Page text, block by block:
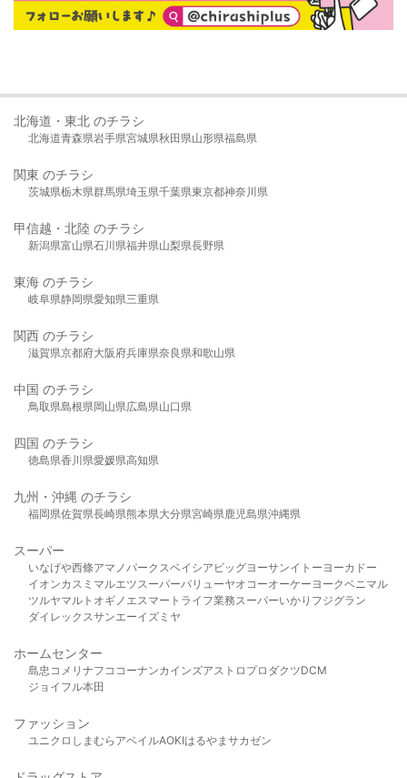
北海道・東北 のチラシ
北海道青森県岩手県宮城県秋田県山形県福島県
関東 のチラシ
茨城県栃木県群馬県埼玉県千葉県東京都神奈川県
甲信越・北陸 のチラシ
新潟県富山県石川県福井県山梨県長野県
東海 のチラシ
岐阜県静岡県愛知県三重県
関西 のチラシ
滋賀県京都府大阪府兵庫県奈良県和歌山県
中国 のチラシ
鳥取県島根県岡山県広島県山口県
四国 のチラシ
徳島県香川県愛媛県高知県
九州・沖縄 のチラシ
福岡県佐賀県長崎県熊本県大分県宮崎県鹿児島県沖縄県
スーパー
いなげや西條アマノパークスベイシア ビッグヨーサンイトーヨーカドー
イオンカスミ マルエツスーパーバリューヤオコーオーケー ヨークベニマル
ツルヤマルト オギノ エスマート ライフ業務スーパーいかり フジグラン
ダイレックスサンエーイズミヤ
ホームセンター
島忠 コメリ ナフコ コーナンカインズアストロプロダクツDCM
ジョイフル本田
ファッション
ユニクロ しまむら アベイルAOKIはるやま サカゼン